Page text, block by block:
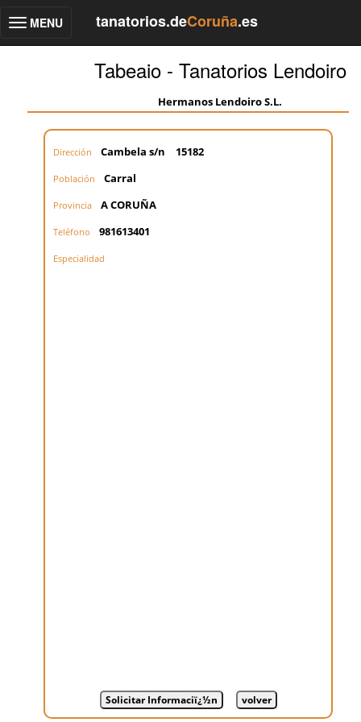
Toggle
MENU tanatorios.deCoruña.es
Tabeaio - Tanatorios Lendoiro
Hermanos Lendoiro S.L.
Dirección Cambela s/n 15182
Población Carral
Provincia A CORUÑA
Teléfono 981613401
Especialidad